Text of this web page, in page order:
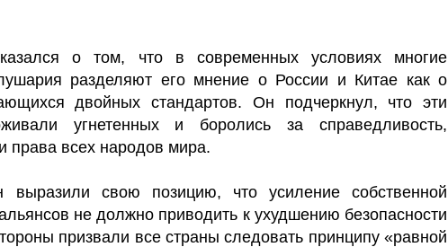
о том, что в современных условиях многие
разделяют его мнение о России и Китае как о
двойных стандартов. Он подчеркнул, что эти
угнетенных и боролись за справедливость,
права всех народов мира.
свою позицию, что усиление собственной
не должно приводить к ухудшению безопасности
призвали все страны следовать принципу «равной